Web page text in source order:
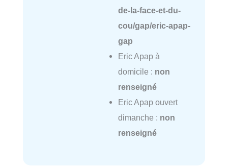
de-la-face-et-du-
cou/gap/eric-apap-
gap
Eric Apap à
domicile : non
renseigné
Eric Apap ouvert
dimanche : non
renseigné